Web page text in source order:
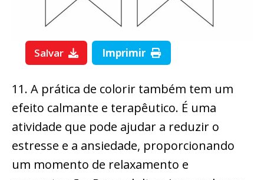
Salvar Imprimir
11. A prática de colorir também tem um
efeito calmante e terapêutico. É uma
atividade que pode ajudar a reduzir o
estresse e a ansiedade, proporcionando
um momento de relaxamento e